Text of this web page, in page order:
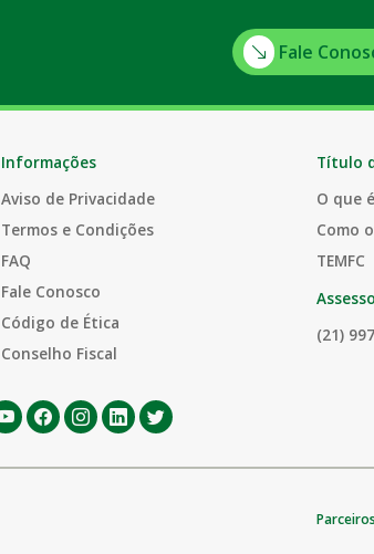
Fale
Informações
Aviso de Privacidade
Termos e Condições
FAQ
Fale Conosco
Código de Ética
Conselho Fiscal
Título
O que
Como
TEMFC
(21)